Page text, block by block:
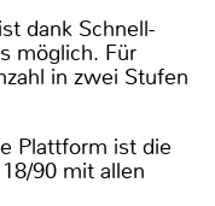
dank Schnell-
möglich. Für
in zwei Stufen
Plattform ist die
90 mit allen